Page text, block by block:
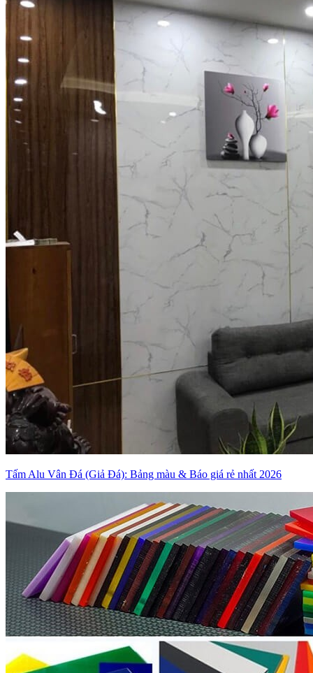
Tấm Alu Vân Đá (Giả Đá): Bảng màu & Báo giá rẻ nhất 2026